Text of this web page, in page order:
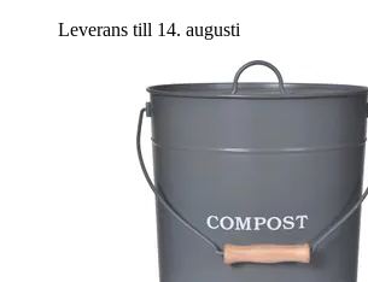
Leverans till 14. augusti